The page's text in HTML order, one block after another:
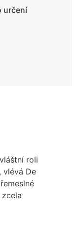
určení
roli
vlévá De